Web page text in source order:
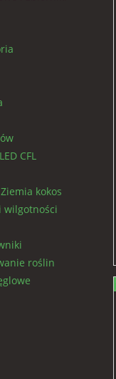
CFL
kokos
wilgotności
roślin